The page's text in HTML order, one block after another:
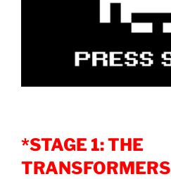
*STAGE 1: THE
TRANSFORMERS